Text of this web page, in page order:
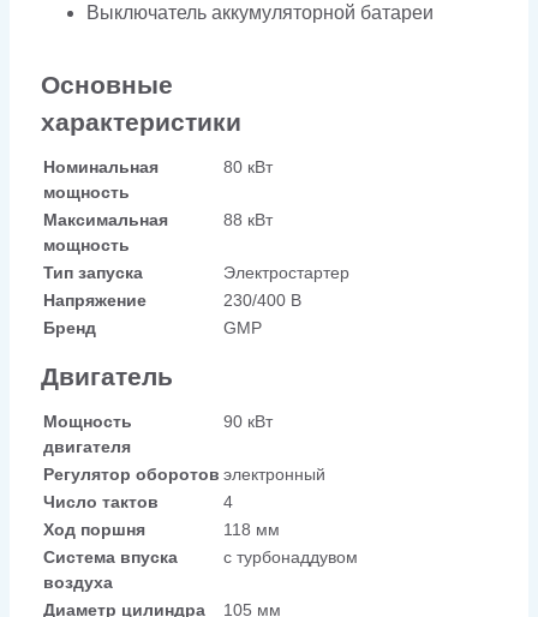
Выключатель аккумуляторной батареи
Основные
характеристики
Номинальная
мощность
80 кВт
Максимальная
мощность
88 кВт
Тип запуска
Электростартер
Напряжение
230/400 В
Бренд
GMP
Двигатель
Мощность
двигателя
90 кВт
Регулятор оборотов электронный
Число тактов
4
Ход поршня
118 мм
Система впуска
воздуха
с турбонаддувом
Диаметр цилиндра
105 мм